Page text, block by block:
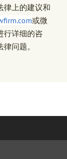
律上的建议和
或微
行详细的咨
问题。